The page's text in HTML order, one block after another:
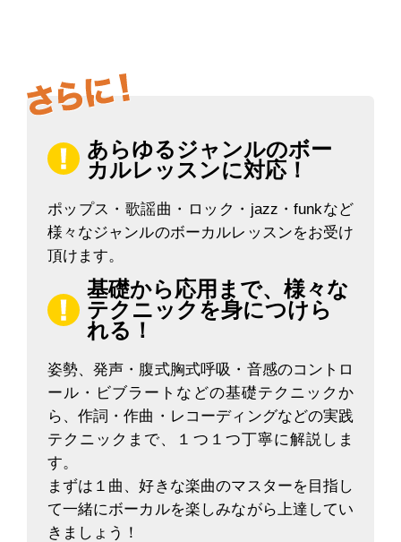
あらゆるジャンルのボー
カルレッスンに対応！
ポップス・歌謡曲・ロック・jazz・funkなど
様々なジャンルのボーカルレッスンをお受け
頂けます。
基礎から応用まで、様々な
テクニックを身につけら
れる！
姿勢、発声・腹式胸式呼吸・音感のコントロ
ール・ビブラートなどの基礎テクニックか
ら、作詞・作曲・レコーディングなどの実践
テクニックまで、１つ１つ丁寧に解説しま
す。
まずは１曲、好きな楽曲のマスターを目指し
て一緒にボーカルを楽しみながら上達してい
きましょう！